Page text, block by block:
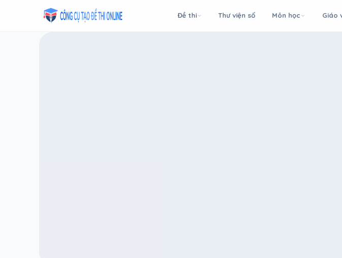
Đề thi Thư viện số Môn học Giáo
Taodethi.xyz - Tạo đề thi Online miễn phí